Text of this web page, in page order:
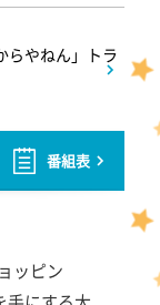
らやねん」トラ
番組表
筋も凍
会」
ッピン